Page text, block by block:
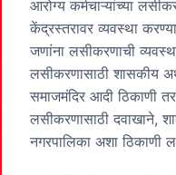
आरोग्य कर्मचाऱ्यांच्या
केंद्रस्तरावर व्यवस्था
जणांना लसीकरणाची
लसीकरणासाठी शासकीय
समाजमंदिर आदी ठिकाणी
लसीकरणासाठी दवाखाने,
नगरपालिका अशा ठिकाणी